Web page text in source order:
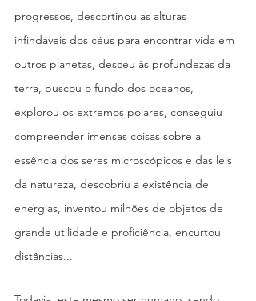
progressos, descortinou as alturas
infindáveis dos céus para encontrar vida em
outros planetas, desceu às profundezas da
terra, buscou o fundo dos oceanos,
explorou os extremos polares, conseguiu
compreender imensas coisas sobre a
essência dos seres microscópicos e das leis
da natureza, descobriu a existência de
energias, inventou milhões de objetos de
grande utilidade e proficiência, encurtou
distâncias...